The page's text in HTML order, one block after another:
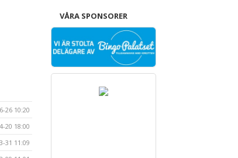
26 10:20
20 18:00
31 11:09
VÅRA SPONSORER